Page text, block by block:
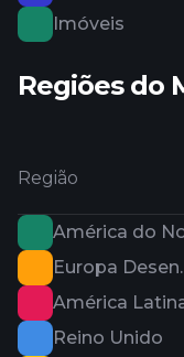
Imóveis
Regiões do
Região
América
Reino Unido